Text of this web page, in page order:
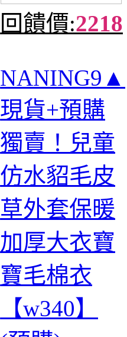
回饋價:2218
NANING9▲
現貨+預購
獨賣！兒童
仿水貂毛皮
草外套保暖
加厚大衣寶
寶毛棉衣
【w340】